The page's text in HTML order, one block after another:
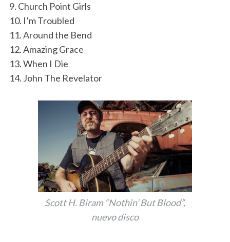
9. Church Point Girls
10. I’m Troubled
11. Around the Bend
12. Amazing Grace
13. When I Die
14. John The Revelator
Scott H. Biram “Nothin’ But Blood”,
nuevo disco